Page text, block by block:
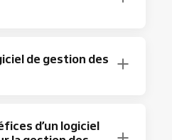
réservations par mois
le plan le plus
de gestion des
bénévoles. Une
d’un logiciel